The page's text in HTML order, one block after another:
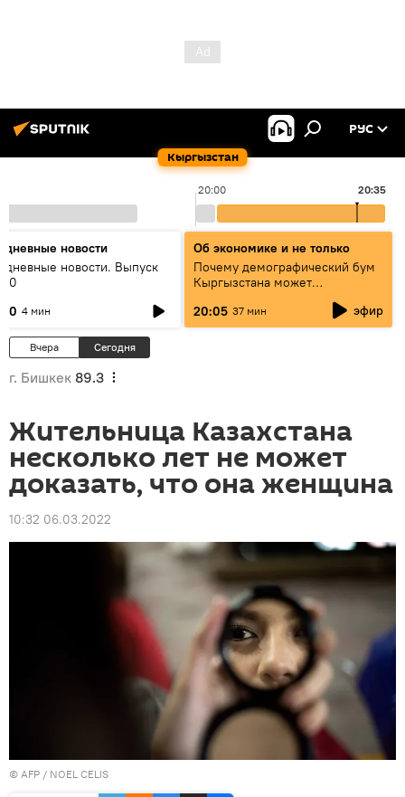
Кыргызстан
РУС
20:00 20:35
новости
новости. Выпуск
4 мин
Об экономике и не только
Почему демографический бум
Кыргызстана может
превратиться в проблему и как
этого избежать
20:05 37 мин эфир
Вчера Сегодня
г. Бишкек 89.3
Жительница Казахстана
несколько лет не может
доказать, что она женщина
10:32 06.03.2022
© AFP / NOEL CELIS